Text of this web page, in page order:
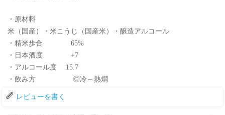
・原材料
米（国産）・米こうじ（国産米）・醸造アルコール
・精米歩合 65%
・日本酒度 +7
・アルコール度 15.7
・飲み方 ◎冷～熱燗
レビューを書く